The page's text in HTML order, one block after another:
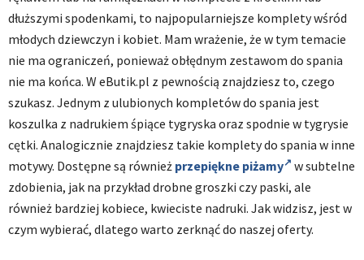
dłuższymi spodenkami, to najpopularniejsze komplety wśród
młodych dziewczyn i kobiet. Mam wrażenie, że w tym temacie
nie ma ograniczeń, ponieważ obłędnym zestawom do spania
nie ma końca. W eButik.pl z pewnością znajdziesz to, czego
szukasz. Jednym z ulubionych kompletów do spania jest
koszulka z nadrukiem śpiące tygryska oraz spodnie w tygrysie
cętki. Analogicznie znajdziesz takie komplety do spania w inne
motywy. Dostępne są również przepiękne piżamy
w subtelne
zdobienia, jak na przykład drobne groszki czy paski, ale
również bardziej kobiece, kwieciste nadruki. Jak widzisz, jest w
czym wybierać, dlatego warto zerknąć do naszej oferty.